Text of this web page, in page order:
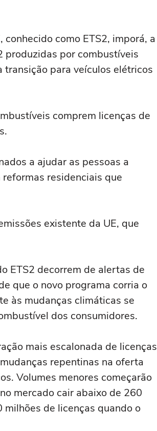
como ETS2, imporá, a
produzidas por ⁠combustíveis
para veículos ⁠elétricos
comprem licenças de
a ajudar as pessoas a
residenciais que
existente da UE, que
ETS2 decorrem de alertas de
que o novo programa corria o
às mudanças climáticas se
dos consumidores.
mais escalonada de licenças
repentinas na oferta
Volumes menores começarão
mercado cair abaixo de 260
de licenças quando o